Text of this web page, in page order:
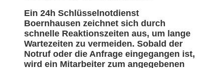
Ein 24h Schlüsselnotdienst
Boernhausen zeichnet sich durch
schnelle Reaktionszeiten aus, um lange
Wartezeiten zu vermeiden. Sobald der
Notruf oder die Anfrage eingegangen ist,
wird ein Mitarbeiter zum angegebenen